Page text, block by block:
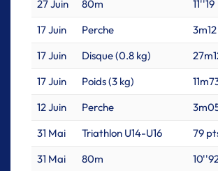
27 Juin
80m
11''19
17 Juin
Perche
3m12
17 Juin
Disque (0.8 kg)
17 Juin
Poids (3 kg)
12 Juin
Perche
31 Mai
Triathlon U14-U16
79
31 Mai
80m